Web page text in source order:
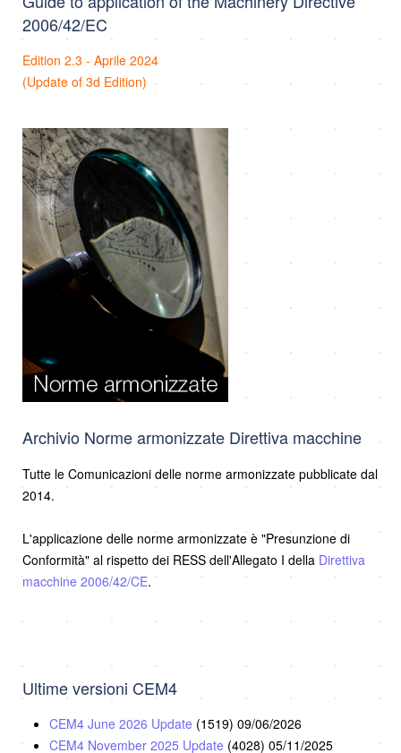
2006/42/EC
Edition 2.3 - Aprile 2024
(Update of 3d Edition)
Archivio Norme armonizzate Direttiva macchine
Tutte le Comunicazioni delle norme armonizzate pubblicate dal
2014.
L'applicazione delle norme armonizzate è "Presunzione di
Conformità" al rispetto dei RESS dell'Allegato I della Direttiva
macchine 2006/42/CE.
Ultime versioni CEM4
CEM4 June 2026 Update (1519) 09/06/2026
CEM4 November 2025 Update (4028) 05/11/2025